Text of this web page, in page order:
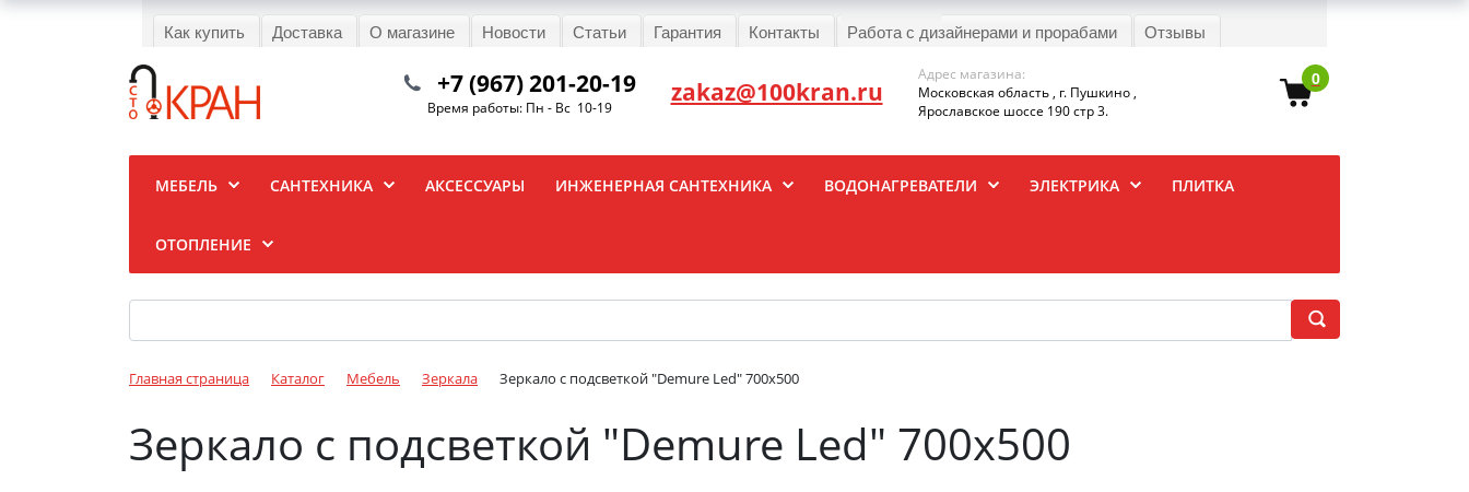
Как купить Доставка О магазине Новости Статьи Гарантия Контакты Работа с дизайнерами и прорабами Отзывы
0
+7 (967) 201-20-19
Время работы: Пн - Вс 10-19 zakaz@100kran.ru
Адрес магазина:
Московская область , г. Пушкино ,
Ярославское шоссе 190 стр 3.
МЕБЕЛЬ САНТЕХНИКА АКСЕССУАРЫ ИНЖЕНЕРНАЯ САНТЕХНИКА ВОДОНАГРЕВАТЕЛИ ЭЛЕКТРИКА ПЛИТКА
ОТОПЛЕНИЕ
Главная страница Каталог Мебель Зеркала Зеркало с подсветкой "Demure Led" 700х500
Зеркало с подсветкой "Demure Led" 700х500